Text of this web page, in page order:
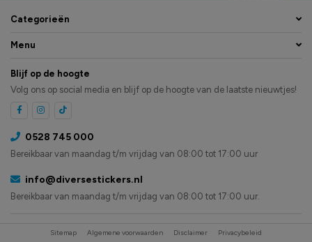
Categorieën
Menu
Blijf op de hoogte
Volg ons op social media en blijf op de hoogte van de laatste nieuwtjes!
0528 745 000
Bereikbaar van maandag t/m vrijdag van 08:00 tot 17:00 uur
info@diversestickers.nl
Bereikbaar van maandag t/m vrijdag van 08:00 tot 17:00 uur.
Sitemap Algemene voorwaarden Disclaimer Privacybeleid